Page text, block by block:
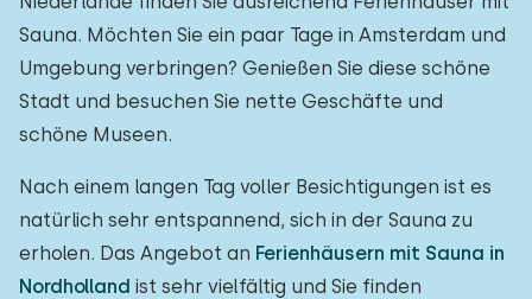
Eingeschränkte Mobilität 0
Rollstuhlgerecht
Hilfsmittel
Sauna. Möchten Sie ein paar Tage in Amsterdam und
Umgebung verbringen? Genießen Sie diese schöne
Stadt und besuchen Sie nette Geschäfte und
schöne Museen.
Nach einem langen Tag voller Besichtigungen ist es
natürlich sehr entspannend, sich in der Sauna zu
erholen. Das Angebot an Ferienhäusern mit Sauna in
Nordholland ist sehr vielfältig und Sie finden